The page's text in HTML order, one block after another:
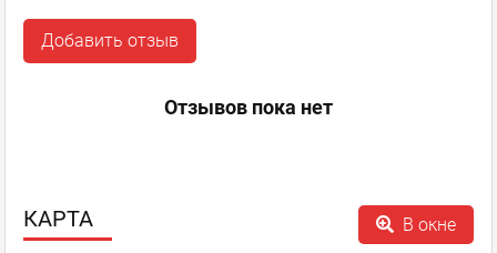
Добавить отзыв
Отзывов пока нет
КАРТА В окне